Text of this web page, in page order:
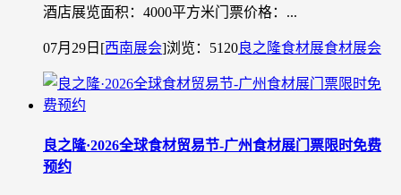
酒店展览面积：4000平方米门票价格：...
07月29日 [西南展会]浏览：5120 良之隆食材展食材展会
良之隆·2026全球食材贸易节-广州食材展门票限时免费
预约